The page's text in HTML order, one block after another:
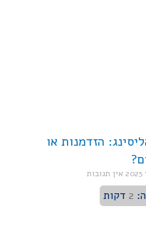
הזדמנות או
אין תגובות
2 דקות